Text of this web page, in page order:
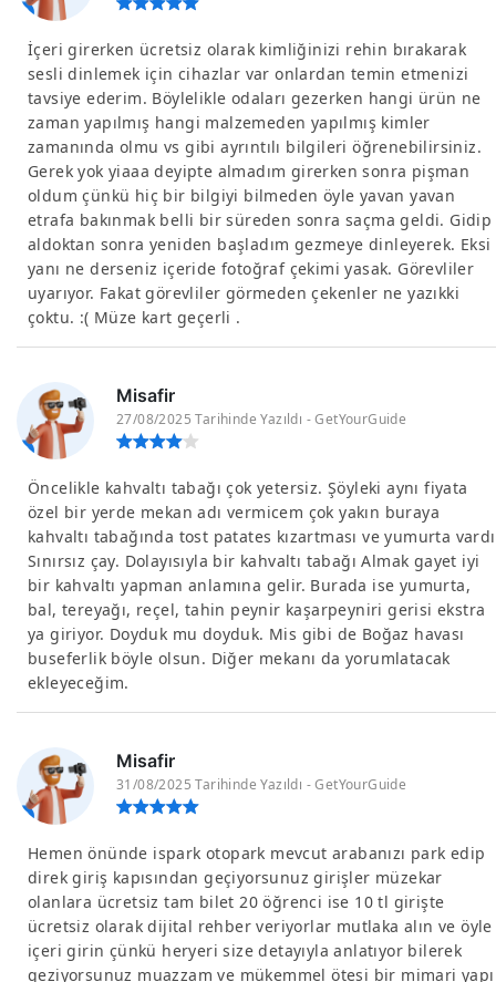
İçeri girerken ücretsiz olarak kimliğinizi rehin bırakarak
sesli dinlemek için cihazlar var onlardan temin etmenizi
tavsiye ederim. Böylelikle odaları gezerken hangi ürün ne
zaman yapılmış hangi malzemeden yapılmış kimler
zamanında olmu vs gibi ayrıntılı bilgileri öğrenebilirsiniz.
Gerek yok yiaaa deyipte almadım girerken sonra pişman
oldum çünkü hiç bir bilgiyi bilmeden öyle yavan yavan
etrafa bakınmak belli bir süreden sonra saçma geldi. Gidip
aldoktan sonra yeniden başladım gezmeye dinleyerek. Eksi
yanı ne derseniz içeride fotoğraf çekimi yasak. Görevliler
uyarıyor. Fakat görevliler görmeden çekenler ne yazıkki
çoktu. :( Müze kart geçerli .
Misafir
27/08/2025 Tarihinde Yazıldı - GetYourGuide
Öncelikle kahvaltı tabağı çok yetersiz. Şöyleki aynı fiyata
özel bir yerde mekan adı vermicem çok yakın buraya
kahvaltı tabağında tost patates kızartması ve yumurta
Sınırsız çay. Dolayısıyla bir kahvaltı tabağı Almak gayet iyi
bir kahvaltı yapman anlamına gelir. Burada ise yumurta,
bal, tereyağı, reçel, tahin peynir kaşarpeyniri gerisi ekstra
ya giriyor. Doyduk mu doyduk. Mis gibi de Boğaz havası
buseferlik böyle olsun. Diğer mekanı da yorumlatacak
ekleyeceğim.
Misafir
31/08/2025 Tarihinde Yazıldı - GetYourGuide
Hemen önünde ispark otopark mevcut arabanızı park edip
direk giriş kapısından geçiyorsunuz girişler müzekar
olanlara ücretsiz tam bilet 20 öğrenci ise 10 tl girişte
ücretsiz olarak dijital rehber veriyorlar mutlaka alın ve öyle
içeri girin çünkü heryeri size detayıyla anlatıyor bilerek
geziyorsunuz muazzam ve mükemmel ötesi bir mimari yapı